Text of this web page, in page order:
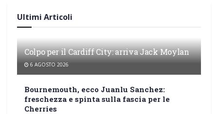
Ultimi Articoli
Colpo per il Cardiff City: arriva Jack Moylan
6 AGOSTO 2026
Bournemouth, ecco Juanlu Sanchez:
freschezza e spinta sulla fascia per le
Cherries